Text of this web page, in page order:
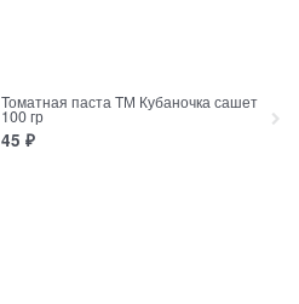
Томатная паста ТМ Кубаночка сашет
100 гр
45 ₽